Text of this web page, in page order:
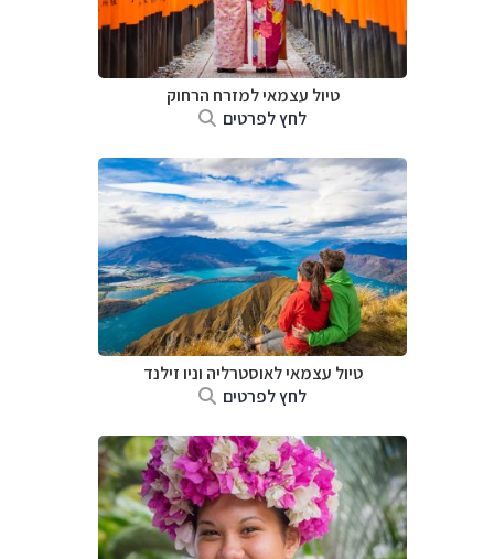
טיול עצמאי למזרח הרחוק
לחץ לפרטים
טיול עצמאי לאוסטרליה וניו זילנד
לחץ לפרטים